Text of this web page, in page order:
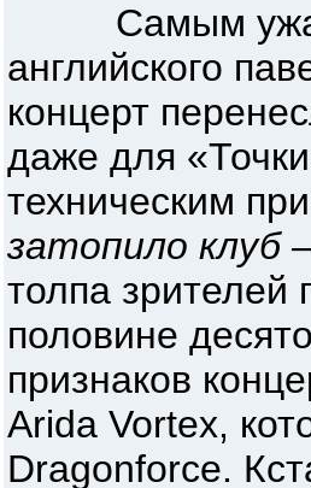
Самым
английского
концерт
даже для
техническим
затопило клуб
толпа зрителей
половине
признаков
Arida Vortex,
Dragonforce.